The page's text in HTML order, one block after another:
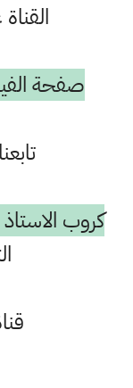
صفحة
كروب